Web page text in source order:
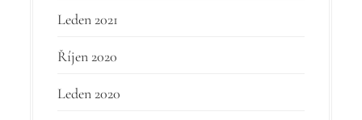
Leden 2021
Říjen 2020
Leden 2020